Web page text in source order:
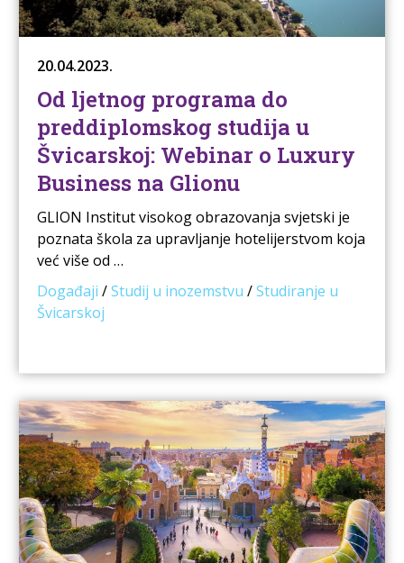
20.04.2023.
Od ljetnog programa do
preddiplomskog studija u
Švicarskoj: Webinar o Luxury
Business na Glionu
GLION Institut visokog obrazovanja svjetski je
poznata škola za upravljanje hotelijerstvom koja
već više od …
Događaji /Studij u inozemstvu /Studiranje u
Švicarskoj